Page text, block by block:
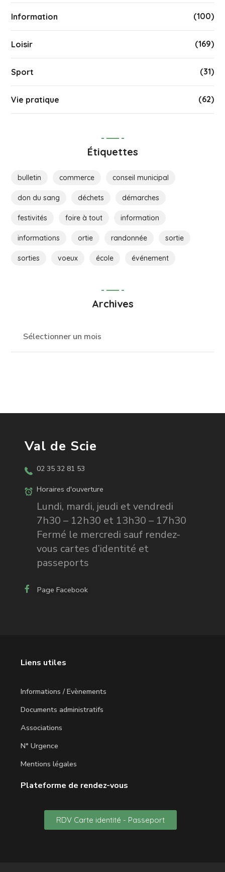
Information (100)
Loisir (169)
Sport (31)
Vie pratique (62)
Étiquettes
bulletin commerce conseil municipal
don du sang déchets démarches
festivités foire à tout information
informations ortie randonnée sortie
sorties voeux école événement
Archives
Val de Scie
02 35 32 81 53
Horaires d'ouverture
Lundi, mardi, jeudi et vendredi
7h30 – 12h30 et 13h30 – 17h30
Fermé le mercredi sauf rendez-
vous cartes d’identité et
passeports
Page Facebook
Liens utiles
Informations / Evènements
Documents administratifs
Associations
N° Urgence
Mentions légales
Plateforme de rendez-vous
RDV Carte identité - Passeport